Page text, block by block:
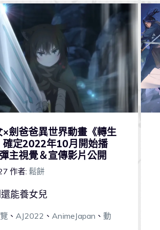
×劍爸爸異世界動畫《轉生
確定2022年10月開始播
主視覺＆宣傳影片公開
作者: 鬆餅
能養女兒
、 AJ2022 、 AnimeJapan 、 動